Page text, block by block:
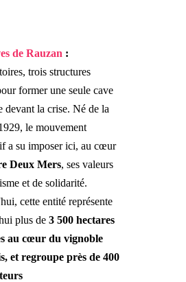
de Rauzan :
trois structures
former une seule cave
devant la crise. Né de la
le mouvement
a su imposer ici, au cœur
Deux Mers, ses valeurs
et de solidarité.
cette entité représente
plus de 3 500 hectares
au cœur du vignoble
et regroupe près de 400